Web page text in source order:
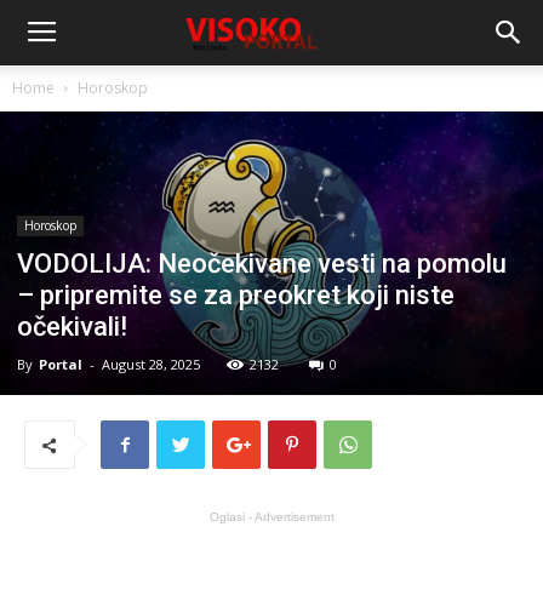
Home Horoskop
Horoskop
VODOLIJA: Neočekivane vesti na pomolu
– pripremite se za preokret koji niste
očekivali!
By Portal - August 28, 2025 2132 0
Oglasi - Advertisement